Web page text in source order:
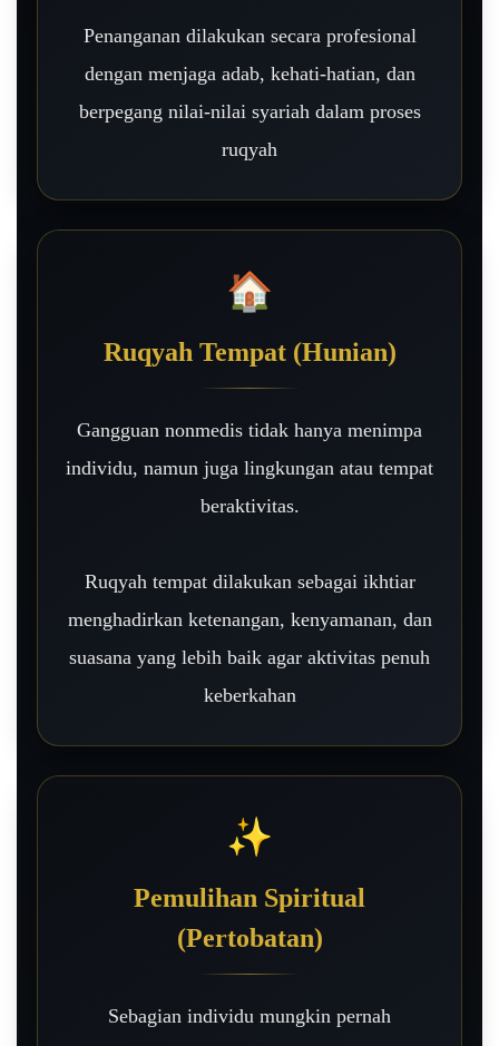
Penanganan dilakukan secara profesional
dengan menjaga adab, kehati-hatian, dan
berpegang nilai-nilai syariah dalam proses
ruqyah
🏠
Ruqyah Tempat (Hunian)
Gangguan nonmedis tidak hanya menimpa
individu, namun juga lingkungan atau tempat
beraktivitas.
Ruqyah tempat dilakukan sebagai ikhtiar
menghadirkan ketenangan, kenyamanan, dan
suasana yang lebih baik agar aktivitas penuh
keberkahan
✨
Pemulihan Spiritual
(Pertobatan)
Sebagian individu mungkin pernah